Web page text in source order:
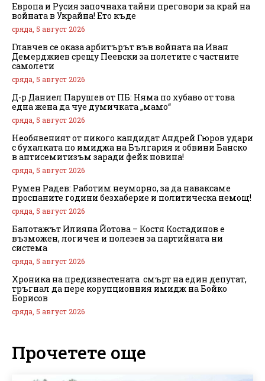
Европа и Русия започнаха тайни преговори за край на
войната в Украйна! Ето къде
сряда, 5 август 2026
Главчев се оказа арбитърът във войната на Иван
Демерджиев срещу Пеевски за полетите с частните
самолети
сряда, 5 август 2026
Д-р Даниел Парушев от ПБ: Няма по хубаво от това
една жена да чуе думичката „мамо“
сряда, 5 август 2026
Необявеният от никого кандидат Андрей Гюров удари
с бухалката по имиджа на България и обвини Банско
в антисемитизъм заради фейк новина!
сряда, 5 август 2026
Румен Радев: Работим неуморно, за да наваксаме
проспаните години безхаберие и политическа немощ!
сряда, 5 август 2026
Балотажът Илияна Йотова – Костя Костадинов е
възможен, логичен и полезен за партийната ни
система
сряда, 5 август 2026
Хроника на предизвестената смърт на един депутат,
тръгнал да пере корупционния имидж на Бойко
Борисов
сряда, 5 август 2026
Прочетете още